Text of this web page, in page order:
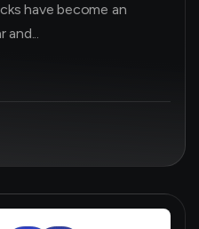
have become an
and...